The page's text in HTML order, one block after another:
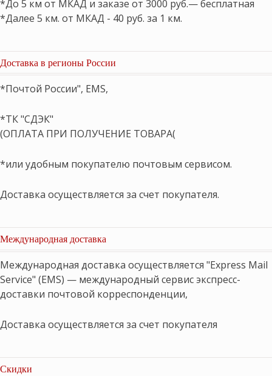
*До 5 км от МКАД и заказе от 3000 руб.— бесплатная
*Далее 5 км. от МКАД - 40 руб. за 1 км.
Доставка в регионы России
*Почтой России", EMS,
*ТК "СДЭК"
(ОПЛАТА ПРИ ПОЛУЧЕНИЕ ТОВАРА(
*или удобным покупателю почтовым сервисом.
Доставка осуществляется за счет покупателя.
Международная доставка
Международная доставка осуществляется "Express Mail
Service" (EMS) — международный сервис экспресс-
доставки почтовой корреспонденции,
Доставка осуществляется за счет покупателя
Скидки